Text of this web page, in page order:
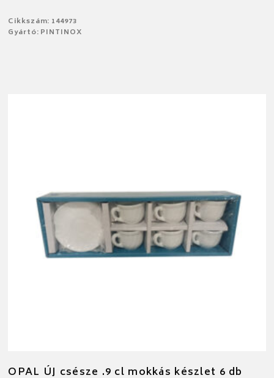
Cikkszám: 144973
Gyártó: PINTINOX
OPAL ÚJ csésze .9 cl mokkás készlet 6 db